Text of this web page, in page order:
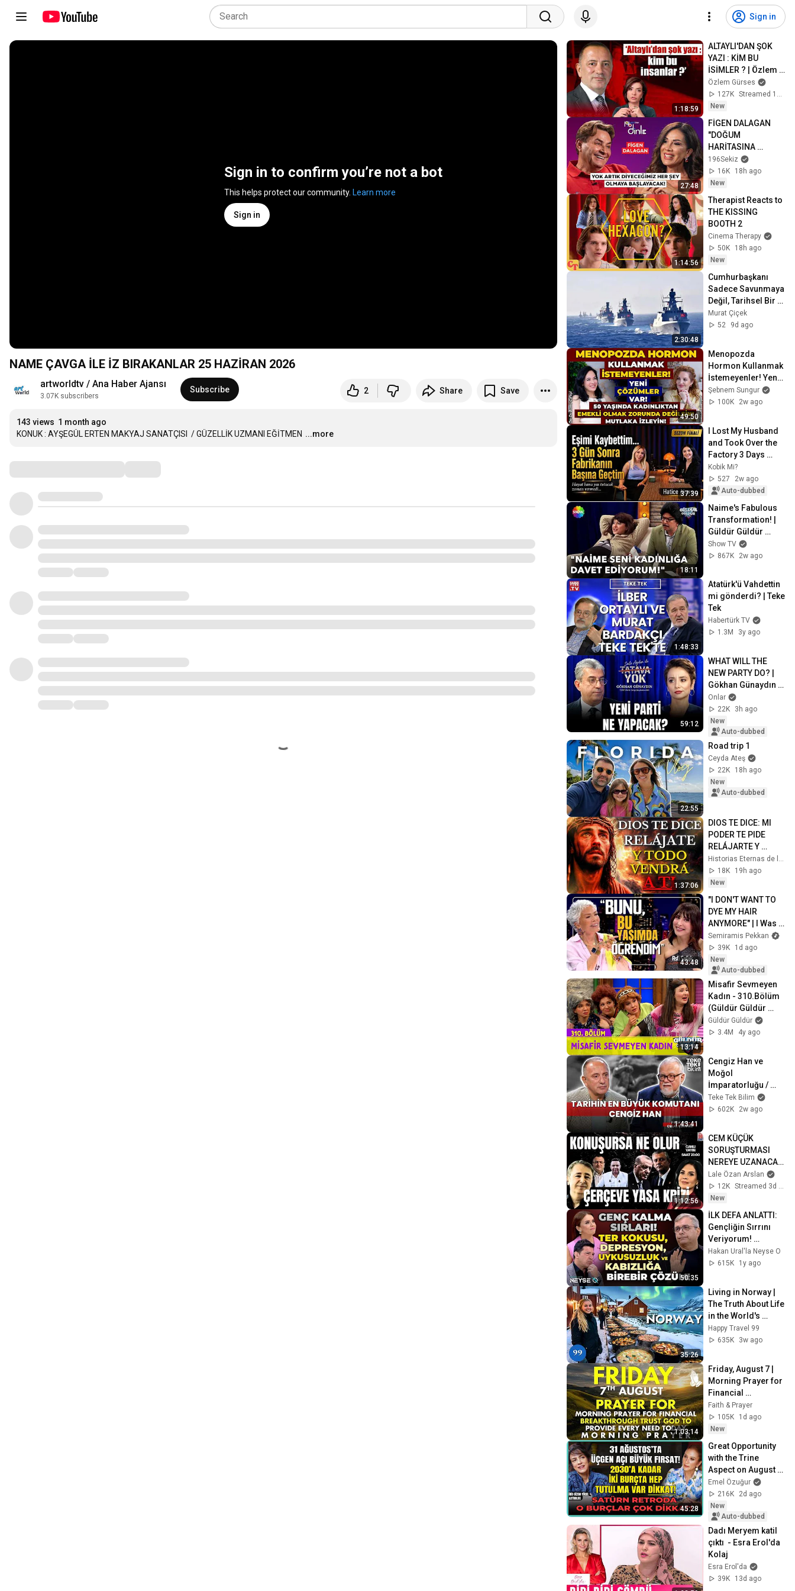
Sign in
Sign in to confirm you’re not a bot
This helps protect our community. Learn more
Sign in
NAME ÇAVGA İLE İZ BIRAKANLAR 25 HAZİRAN 2026
artworldtv / Ana Haber Ajansı
3.07K subscribers
Subscribe 2 Share Save
143 views 1 month ago
KONUK : AYŞEGÜL ERTEN MAKYAJ SANATÇISI  / GÜZELLİK UZMANI EĞİTMEN ...more
1:18:59
ALTAYLI'DAN ŞOK
YAZI : KİM BU
İSİMLER ? | Özlem
Gürses
Özlem Gürses
127K
Streamed 18h ago
New
27:48
FİGEN DALAGAN
"DOĞUM
HARİTASINA
MÜDAHALE ETMEK
ÇOK BÜYÜK
GÜNAH!"
196Sekiz
16K
18h ago
New
1:14:56
Therapist Reacts to
THE KISSING
BOOTH 2
Cinema Therapy
50K
18h ago
New
2:30:48
Cumhurbaşkanı
Sadece Savunmaya
Değil, Tarihsel Bir
Emanete De Sahip
Çıkıyor
Murat Çiçek
52
9d ago
49:50
Menopozda
Hormon Kullanmak
İstemeyenler! Yeni
ÇÖZÜMLER Var!
Şebnem Sungur
100K
2w ago
37:39
I Lost My Husband
and Took Over the
Factory 3 Days
Later | Hatice
Akarsu
Kobik Mi?
527
2w ago
Auto-dubbed
18:11
Naime's Fabulous
Transformation! |
Güldür Güldür
Episode 447
Show TV
867K
2w ago
1:48:33
Atatürk'ü Vahdettin
mi gönderdi? | Teke
Tek
Habertürk TV
1.3M
3y ago
59:12
WHAT WILL THE
NEW PARTY DO? |
Gökhan Günaydın |
No Nonsense with
Şule Aydın
Onlar
22K
3h ago
New
Auto-dubbed
22:55
Road trip 1
Ceyda Ateş
22K
18h ago
New
Auto-dubbed
1:37:06
DIOS TE DICE: MI
PODER TE PIDE
RELÁJARTE Y
SOLTAR EL
CONTROL, TODO
LLEGARÁ EN SU
MOMENTO
PERFECTO
Historias Eternas de la Biblia
18K
19h ago
New
43:48
"I DON'T WANT TO
DYE MY HAIR
ANYMORE" | I Was a
Guest on Aslı
Şafak's Show! |
Semiramis Pekkan
Semiramis Pekkan
39K
1d ago
New
Auto-dubbed
13:14
Misafir Sevmeyen
Kadın - 310.Bölüm
(Güldür Güldür
Show)
Güldür Güldür
3.4M
4y ago
1:43:41
Cengiz Han ve
Moğol
İmparatorluğu /
Prof. Dr. Celal
Şengör & Fatih
Teke Tek Bilim
602K
2w ago
1:12:56
CEM KÜÇÜK
SORUŞTURMASI
NEREYE UZANACAK
ÇERÇEVE  YASA
KRİZİ #canlı
#çözümkomisyonu
#cemküçük
Lale Özan Arslan
12K
Streamed 3d ago
New
50:35
İLK DEFA ANLATTI:
Gençliğin Sırrını
Veriyorum!
Depresyon, Diyabet,
Kalp Sağlığı!
Hakan Ural'la Neyse O
615K
1y ago
35:26
Living in Norway |
The Truth About Life
in the World's
Richest and Most
Beautiful Country |
Happy Travel 99
635K
3w ago
1:03:14
Friday, August 7 |
Morning Prayer for
Financial
Breakthrough |
Trust God to
Provide Every Need
Faith & Prayer
105K
1d ago
New
45:28
Great Opportunity
with the Trine
Aspect on August
31st! Two Signs Will
Have Constant
Eclipses Unt...
Emel Özuğur
216K
2d ago
New
Auto-dubbed
Dadı Meryem katil
çıktı  - Esra Erol'da
Kolaj
Esra Erol'da
39K
13d ago